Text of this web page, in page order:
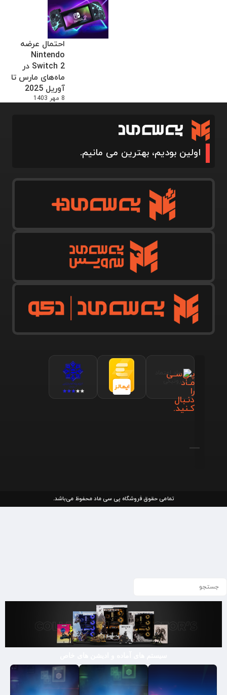
احتمال عرضه
Nintendo
Switch 2 در
ماه‌های مارس تا
آوریل 2025
8 مهر 1403
اولین بودیم، بهترین می مانیم.
پـی‌سـی
مـاد
را
دنـبال
کـنید.
تمامی حقوق فروشگاه پی سی ماد محفوظ می‌باشد.